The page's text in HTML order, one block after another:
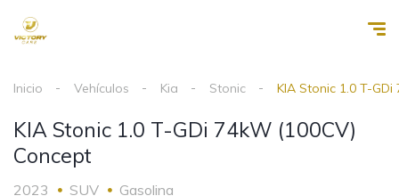
Inicio Vehículos Kia Stonic KIA Stonic 1.0 T-
KIA Stonic 1.0 T-GDi 74kW (100CV)
Concept
2023 SUV Gasolina